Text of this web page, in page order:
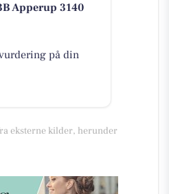
Apperup 3140
på din
eksterne kilder, herunder